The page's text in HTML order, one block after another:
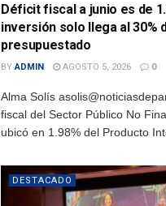
Déficit fiscal a junio es de
inversión solo llega al 30%
presupuestado
BY ADMIN AGOSTO 5, 2026 0
Alma Solís
fiscal del Sector Público No
ubicó en 1.98% del Producto
DESTACADO